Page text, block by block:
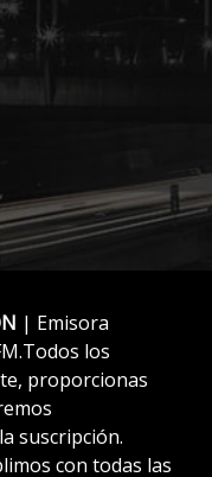
| Emisora
los
proporcionas
suscripción.
con todas las